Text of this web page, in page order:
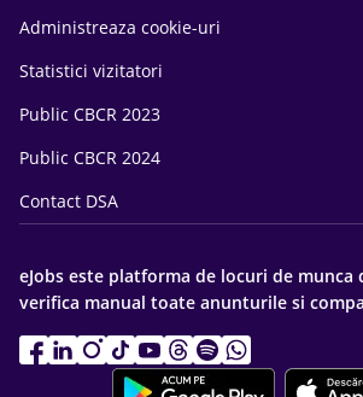
Administreaza cookie-uri
Statistici vizitatori
Public CBCR 2023
Public CBCR 2024
Contact DSA
eJobs este platforma de locuri de munca
verifica manual toate anunturile si